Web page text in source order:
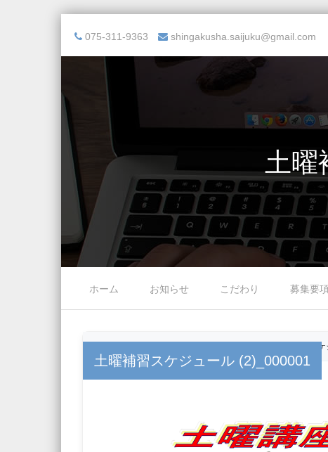
075-311-9363 shingakusha.saijuku@gmail.com
土曜
Menu
ホーム
お知らせ こだわり 募集要項
土曜補習スケジュール (2)_000001
ス
← Previous Next →